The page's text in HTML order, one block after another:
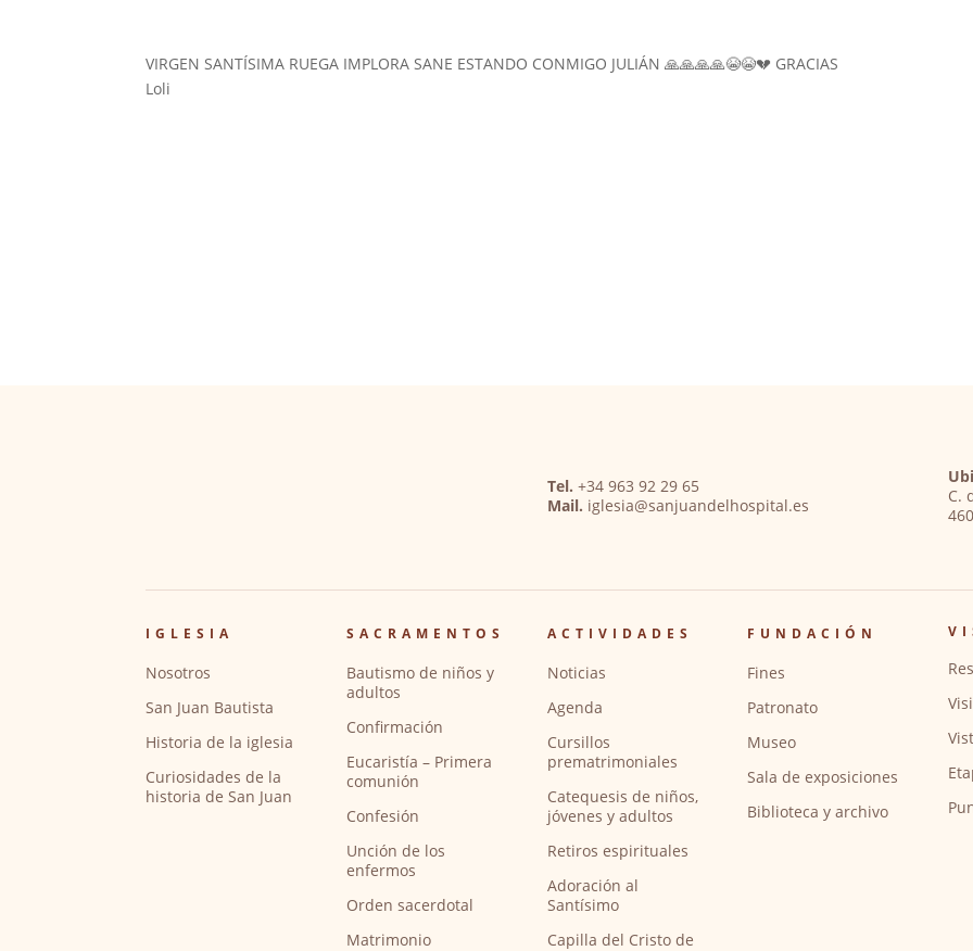
VIRGEN SANTÍSIMA RUEGA IMPLORA SANE ESTANDO CONMIGO JULIÁN 🙏🙏🙏🙏😭😭💔 GRACIAS
Loli
Tel. +34 963 92 29 65
Mail. iglesia@sanjuandelhospital.es
C.
IGLESIA
Nosotros
San Juan Bautista
Historia de la iglesia
Curiosidades de la
historia de San Juan
SACRAMENTOS
Bautismo de niños y
adultos
Confirmación
Eucaristía – Primera
comunión
Confesión
Unción de los
enfermos
Orden sacerdotal
Matrimonio
ACTIVIDADES
Noticias
Agenda
Cursillos
prematrimoniales
Catequesis de niños,
jóvenes y adultos
Retiros espirituales
Adoración al
Santísimo
Capilla del Cristo de
FUNDACIÓN
Fines
Patronato
Museo
Sala de exposiciones
Biblioteca y archivo